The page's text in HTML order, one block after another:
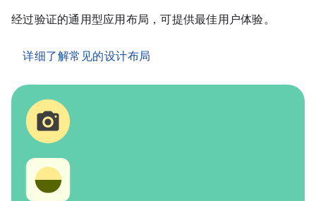
经过验证的通用型应用布局，可提供最佳用户体验。
详细了解常见的设计布局